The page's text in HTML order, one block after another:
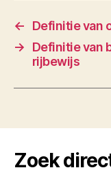
←
Definitie van
→
Definitie van
rijbewijs
Zoek